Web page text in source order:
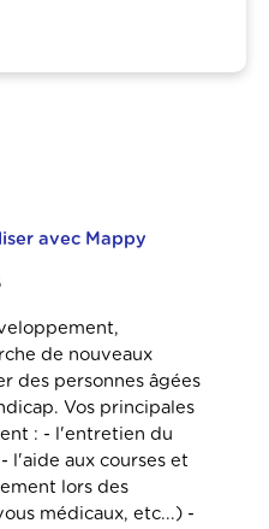
avec Mappy
de nouveaux
des personnes âgées
Vos principales
: - l'entretien du
l'aide aux courses et
lors des
médicaux, etc...) -